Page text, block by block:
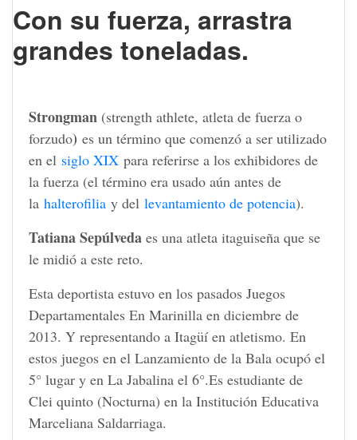
Con su fuerza, arrastra
grandes toneladas.
Strongman (strength athlete, atleta de fuerza o
forzudo) es un término que comenzó a ser utilizado
en el siglo XIX para referirse a los exhibidores de
la fuerza (el término era usado aún antes de
la halterofilia y del levantamiento de potencia).
Tatiana Sepúlveda es una atleta itaguiseña que se
le midió a este reto.
Esta deportista estuvo en los pasados Juegos
Departamentales En Marinilla en diciembre de
2013. Y representando a Itagüí en atletismo. En
estos juegos en el Lanzamiento de la Bala ocupó el
5° lugar y en La Jabalina el 6°.Es estudiante de
Clei quinto (Nocturna) en la Institución Educativa
Marceliana Saldarriaga.